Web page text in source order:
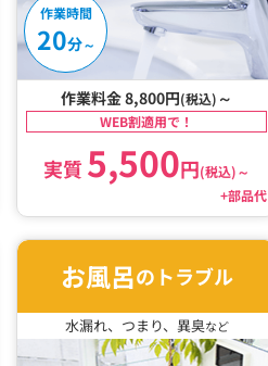
作業時間
20分～
作業料金 8,800円(税込) ～
WEB割適用で！
実質 5,500円(税込)～
+部品代
お風呂のトラブル
水漏れ、つまり、異臭など